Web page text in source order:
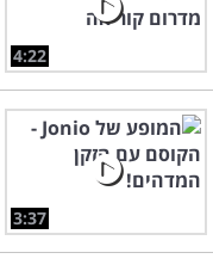
4:22
3:37